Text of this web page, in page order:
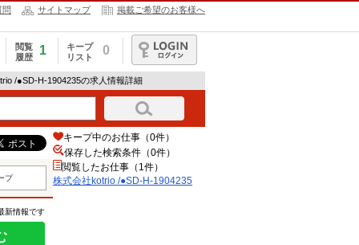
問 サイトマップ 掲載ご希望のお客様へ
閲覧
履歴
1
キープ
リスト
0
ログイン
/●SD-H-1904235の求人情報詳細
プ
新情報です
キープ中のお仕事（0件）
保存した検索条件（0件）
閲覧したお仕事（1件）
株式会社kotrio /●SD-H-1904235